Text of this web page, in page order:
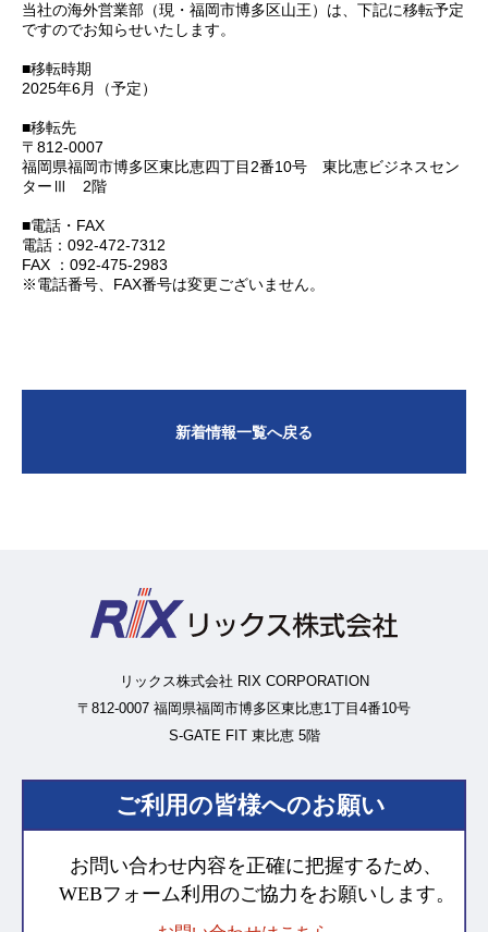
当社の海外営業部（現・福岡市博多区山王）は、下記に移転予定
ですのでお知らせいたします。
■移転時期
2025年6月（予定）
■移転先
〒812-0007
福岡県福岡市博多区東比恵四丁目2番10号 東比恵ビジネスセン
ターⅢ 2階
■電話・FAX
電話：092-472-7312
FAX ：092-475-2983
※電話番号、FAX番号は変更ございません。
新着情報一覧へ戻る
リックス株式会社 RIX CORPORATION
〒812-0007 福岡県福岡市博多区東比恵1丁目4番10号
S-GATE FIT 東比恵 5階